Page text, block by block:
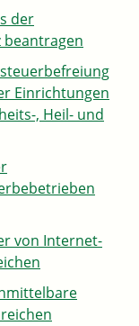
der
beantragen
Einrichtungen
, Heil- und
von Internet-